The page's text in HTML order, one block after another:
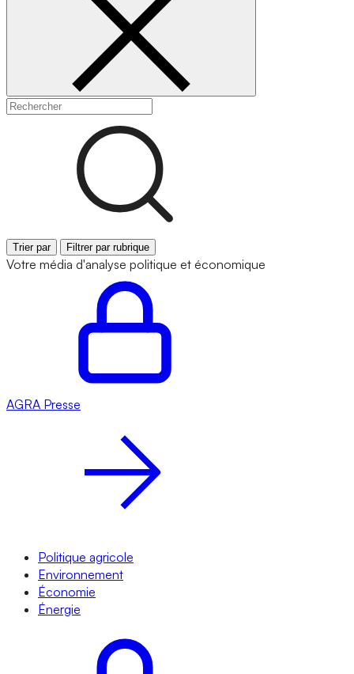
Trier par Filtrer par rubrique
Votre média d'analyse politique et économique
AGRA Presse
Politique agricole
Environnement
Économie
Énergie